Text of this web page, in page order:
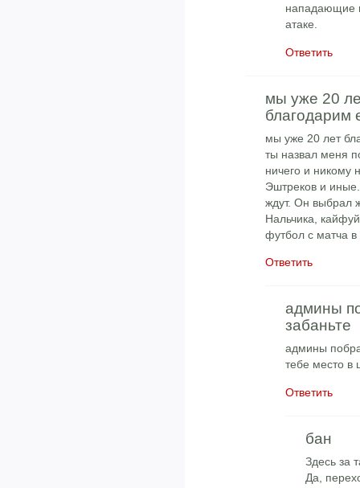
нападающие
атаке.
Ответить
мы уже 20
благодарим
мы уже 20 лет
ты назвал меня
ничего и никому
Эштреков и
ждут. Он выбрал
Нальчика,
футбол с матча
Ответить
админы
забаньте
админы
тебе место в
Ответить
бан
Здесь за
Да,